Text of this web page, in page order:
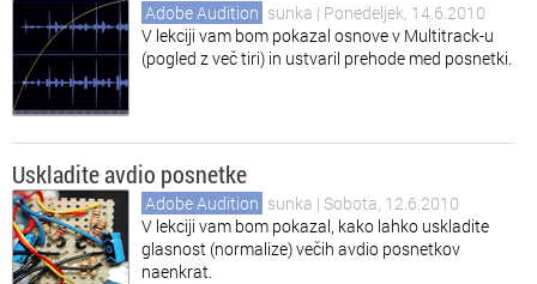
Adobe Audition sunka | Ponedeljek, 14.6.2010
V lekciji vam bom pokazal osnove v Multitrack-u
(pogled z več tiri) in ustvaril prehode med posnetki.
Uskladite avdio posnetke
Adobe Audition sunka | Sobota, 12.6.2010
V lekciji vam bom pokazal, kako lahko uskladite
glasnost (normalize) večih avdio posnetkov
naenkrat.